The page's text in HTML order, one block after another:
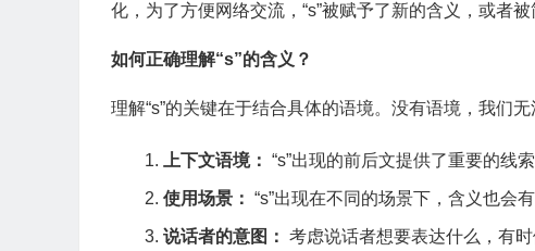
化，为了方便网络交流，“s”被赋予了新的含义，或者
如何正确理解“s”的含义？
理解“s”的关键在于结合具体的语境。没有语境，我们
上下文语境： “s”出现的前后文提供了重要的线
使用场景： “s”出现在不同的场景下，含义也会
说话者的意图： 考虑说话者想要表达什么，有时